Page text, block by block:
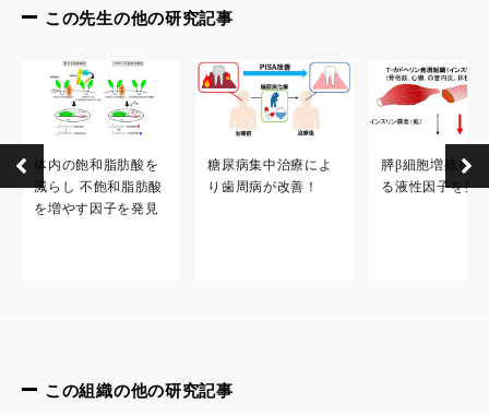
この先生の他の研究記事
体内の飽和脂肪酸を
減らし 不飽和脂肪酸
を増やす因子を発見
糖尿病集中治療によ
り歯周病が改善！
膵β細胞増殖を促
る液性因子を発
この組織の他の研究記事